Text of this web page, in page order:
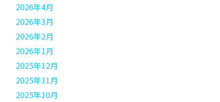
2026年4月
2026年3月
2026年2月
2026年1月
2025年12月
2025年11月
2025年10月